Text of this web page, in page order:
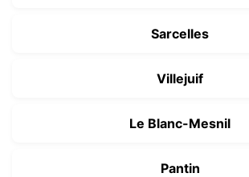
Sarcelles
Villejuif
Le Blanc-Mesnil
Pantin